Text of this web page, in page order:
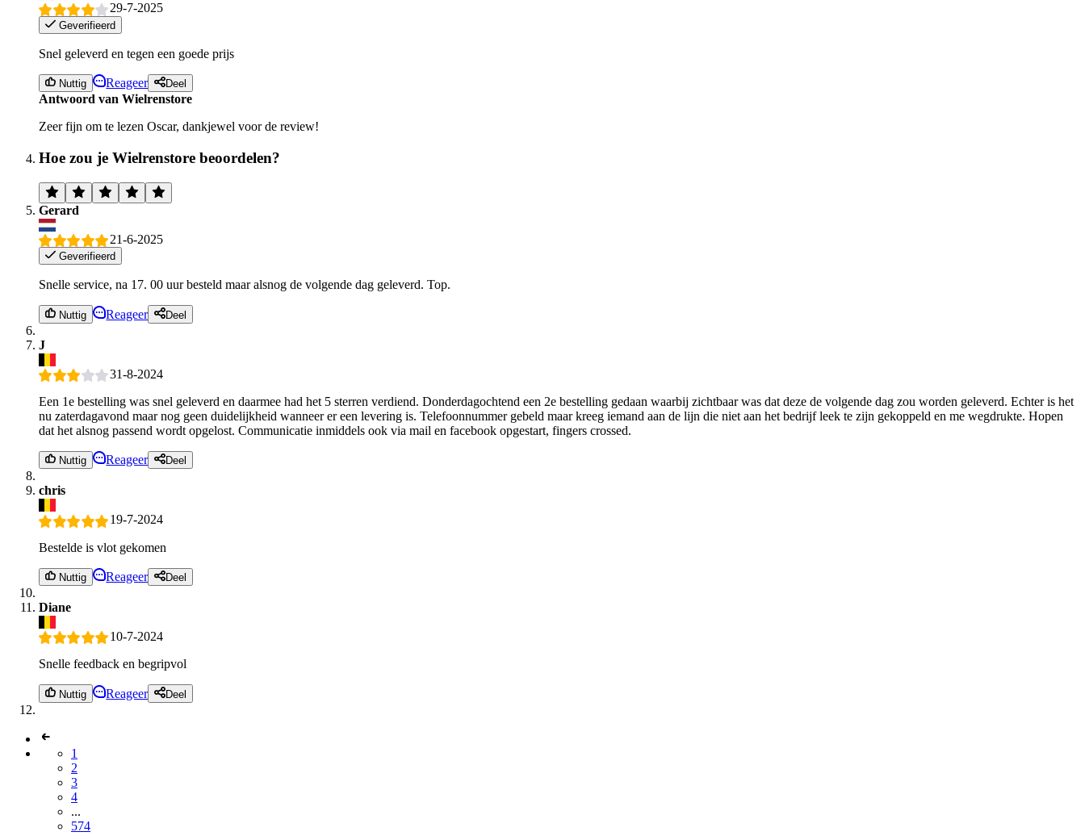
29-7-2025
Geverifieerd
Snel geleverd en tegen een goede prijs
Nuttig Reageer Deel
Antwoord van Wielrenstore
Zeer fijn om te lezen Oscar, dankjewel voor de review!
Hoe zou je Wielrenstore beoordelen?
Gerard
21-6-2025
Geverifieerd
Snelle service, na 17. 00 uur besteld maar alsnog de volgende dag geleverd. Top.
Nuttig Reageer Deel
J
31-8-2024
Een 1e bestelling was snel geleverd en daarmee had het 5 sterren verdiend. Donderdagochtend een 2e bestelling gedaan waarbij zichtbaar was dat deze de volgende dag zou worden geleverd. Echter is het
nu zaterdagavond maar nog geen duidelijkheid wanneer er een levering is. Telefoonnummer gebeld maar kreeg iemand aan de lijn die niet aan het bedrijf leek te zijn gekoppeld en me wegdrukte. Hopen
dat het alsnog passend wordt opgelost. Communicatie inmiddels ook via mail en facebook opgestart, fingers crossed.
Nuttig Reageer Deel
chris
19-7-2024
Bestelde is vlot gekomen
Nuttig Reageer Deel
Diane
10-7-2024
Snelle feedback en begripvol
Nuttig Reageer Deel
1
2
3
4
...
574